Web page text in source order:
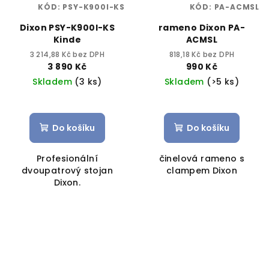
Dixon PSY-K900I-KS
Kinde
3 214,88 Kč bez DPH
3 890 Kč
Skladem (3 ks)
Do košíku
Profesionální
dvoupatrový stojan
Dixon.
KÓD: PSY-K900I-KS
rameno Dixon PA-
ACMSL
818,18 Kč bez DPH
990 Kč
Skladem (>5 ks)
Do košíku
činelová rameno s
clampem Dixon
KÓD: PA-ACMSL